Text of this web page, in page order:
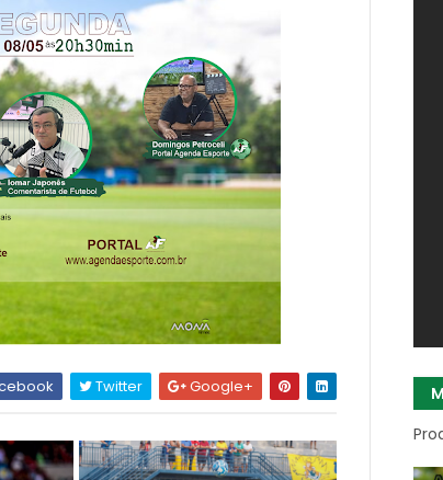
Twitter Google+